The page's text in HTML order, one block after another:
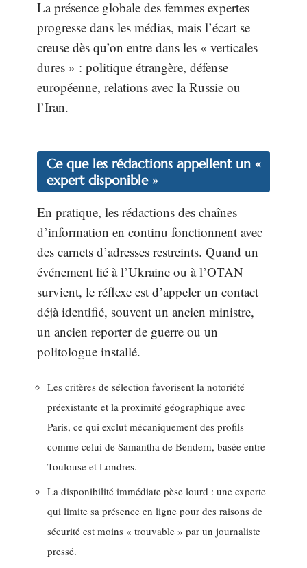
La présence globale des femmes expertes
progresse dans les médias, mais l’écart se
creuse dès qu’on entre dans les « verticales
dures » : politique étrangère, défense
européenne, relations avec la Russie ou
l’Iran.
Ce que les rédactions appellent un «
expert disponible »
En pratique, les rédactions des chaînes
d’information en continu fonctionnent avec
des carnets d’adresses restreints. Quand un
événement lié à l’Ukraine ou à l’OTAN
survient, le réflexe est d’appeler un contact
déjà identifié, souvent un ancien ministre,
un ancien reporter de guerre ou un
politologue installé.
Les critères de sélection favorisent la notoriété
préexistante et la proximité géographique avec
Paris, ce qui exclut mécaniquement des profils
comme celui de Samantha de Bendern, basée entre
Toulouse et Londres.
La disponibilité immédiate pèse lourd : une experte
qui limite sa présence en ligne pour des raisons de
sécurité est moins « trouvable » par un journaliste
pressé.